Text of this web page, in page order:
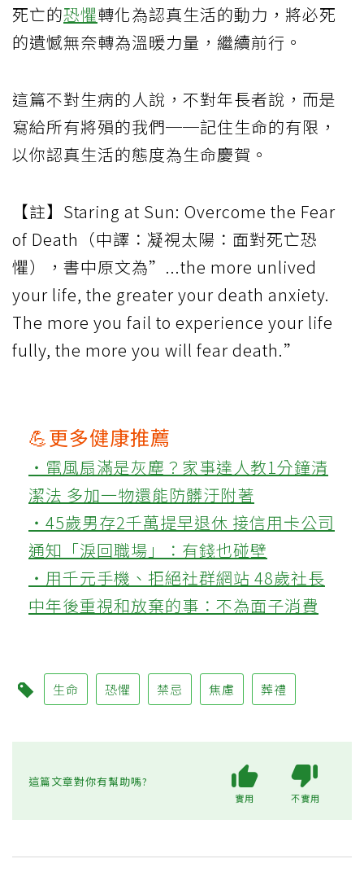
死亡的恐懼轉化為認真生活的動力，將必死
的遺憾無奈轉為溫暖力量，繼續前行。
這篇不對生病的人說，不對年長者說，而是
寫給所有將殞的我們──記住生命的有限，
以你認真生活的態度為生命慶賀。
【註】Staring at Sun: Overcome the Fear
of Death（中譯：凝視太陽：面對死亡恐
懼），書中原文為”...the more unlived
your life, the greater your death anxiety.
The more you fail to experience your life
fully, the more you will fear death.”
💪更多健康推薦
‧電風扇滿是灰塵？家事達人教1分鐘清
潔法 多加一物還能防髒汙附著
‧45歲男存2千萬提早退休 接信用卡公司
通知「淚回職場」：有錢也碰壁
‧用千元手機、拒絕社群網站 48歲社長
中年後重視和放棄的事：不為面子消費
生命 恐懼 禁忌 焦慮 葬禮
這篇文章對你有幫助嗎?
實用 不實用